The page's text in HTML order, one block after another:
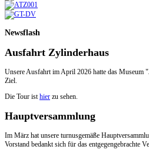
Newsflash
Ausfahrt Zylinderhaus
Unsere Ausfahrt im April 2026 hatte das Museum
Ziel.
Die Tour isthier zu sehen.
Hauptversammlung
Im März hat unsere turnusgemäße
Vorstand bedankt sich für das entgegengebrachte